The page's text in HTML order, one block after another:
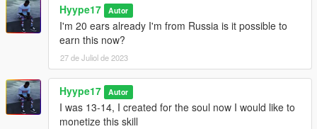
Hyype17 Autor
I'm 20 ears already I'm from Russia is it possible to
earn this now?
27 de Juliol de 2023
Hyype17 Autor
I was 13-14, I created for the soul now I would like to
monetize this skill